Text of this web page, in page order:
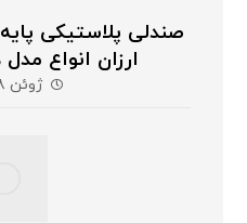
صندلی پلاستیکی
ارزان انواع
ژوئن ۸, ۲۰۲۶